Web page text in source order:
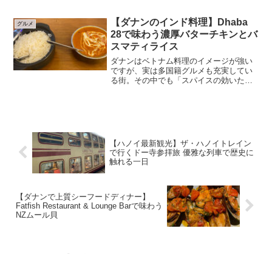
ーカル感とセンスの良さが共存する一軒
です。在住者の間...
グルメ
【ダナンのインド料理】Dhaba
28で味わう濃厚バターチキンとバ
スマティライス
ダナンはベトナム料理のイメージが強い
ですが、実は多国籍グルメも充実してい
る街。その中でも「スパイスの効いた本
【ハノイ最新観光】ザ・ハノイトレイン
で行くドー寺参拝旅 優雅な列車で歴史に
触れる一日
【ダナンで上質シーフードディナー】
Fatfish Restaurant & Lounge Barで味わう
NZムール貝